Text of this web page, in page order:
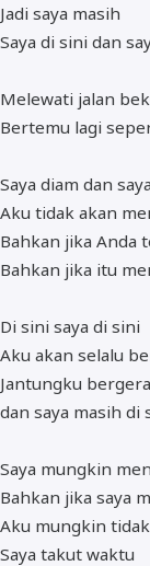
Jadi saya masih
Saya di sini dan
Melewati jalan
Bertemu lagi
Saya diam dan
Aku tidak akan
Bahkan jika Anda
Bahkan jika itu
Di sini saya di sini
Aku akan selalu
Jantungku
dan saya masih di
Saya mungkin
Bahkan jika saya
Aku mungkin
Saya takut waktu